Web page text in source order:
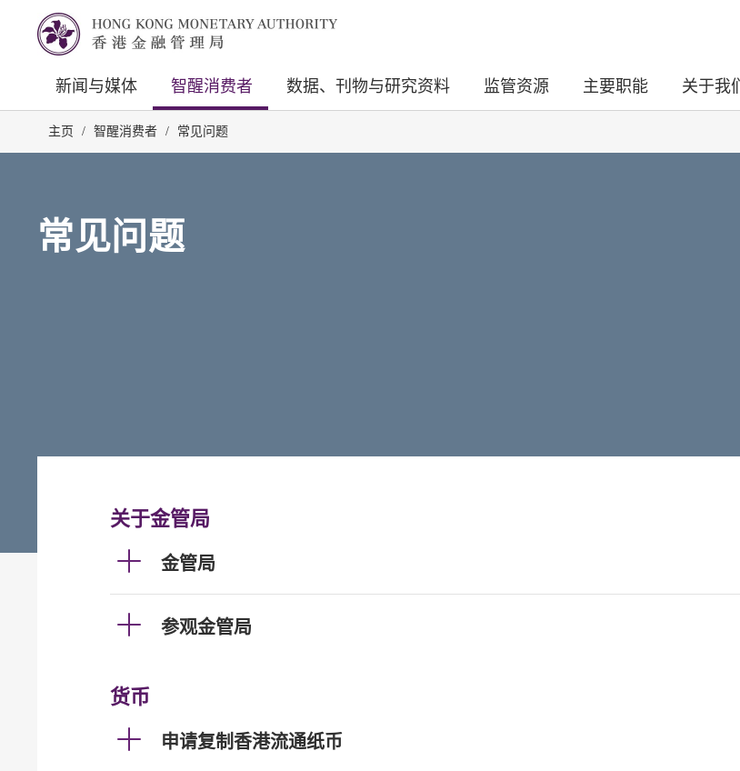
新闻与媒体 智醒消费者 数据、刊物与研究资料 监管资源 主要职能 关于我们
主页 / 智醒消费者 / 常见问题
常见问题
关于金管局
金管局
参观金管局
货币
申请复制香港流通纸币